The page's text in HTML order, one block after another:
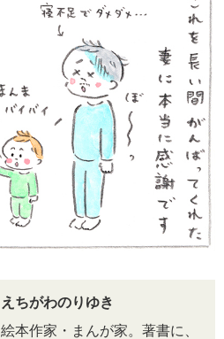
えちがわのりゆき
絵本作家・まんが家。著書に、